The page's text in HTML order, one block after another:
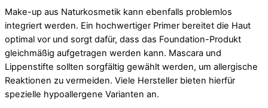
Make-up aus Naturkosmetik kann ebenfalls problemlos
integriert werden. Ein hochwertiger Primer bereitet die Haut
optimal vor und sorgt dafür, dass das Foundation-Produkt
gleichmäßig aufgetragen werden kann. Mascara und
Lippenstifte sollten sorgfältig gewählt werden, um allergische
Reaktionen zu vermeiden. Viele Hersteller bieten hierfür
spezielle hypoallergene Varianten an.